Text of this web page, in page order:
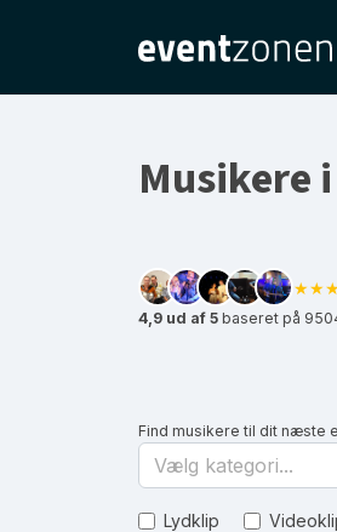
Musikere
4,9 ud af 5 baseret på
Find musikere til dit næste
Vælg kategori...
Lydklip